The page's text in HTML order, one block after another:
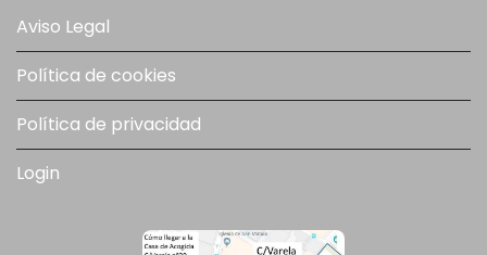
solidaria» e
Aviso Legal
Política de cookies
Política de privacidad
Login